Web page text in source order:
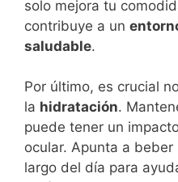
solo mejora tu
contribuye a un
saludable.
Por último, es crucial
la hidratación.
puede tener un
ocular. Apunta a
largo del día para